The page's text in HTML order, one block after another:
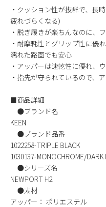
6
7 8
13
14 15
20
21 22
27
28
新規会員登録
会社概要
プライバシーポリシー
特定商取引法に基づ
・クッション性が抜群で、長
疲れづらくなる)
・脱ぎ履きが楽ちんなのに、
・耐摩耗性とグリップ性に優
濡れた路面でも安心
・アッパーは速乾性に優れ、
・指先が守られているので、
■商品詳細
●ブランド名
KEEN
●ブランド品番
1022258-TRIPLE BLACK
1030137-MONOCHROME/DARK
●シリーズ名
NEWPORT H2
●素材
アッパー： ポリエステル